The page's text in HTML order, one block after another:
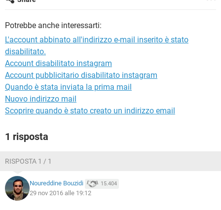
TIKTOK
Potrebbe anche interessarti:
L'account abbinato all'indirizzo e-mail inserito è stato
disabilitato.
Account disabilitato instagram
Account pubblicitario disabilitato instagram
Quando è stata inviata la prima mail
Nuovo indirizzo mail
Scoprire quando è stato creato un indirizzo email
1 risposta
RISPOSTA 1 / 1
Noureddine Bouzidi 15.404
29 nov 2016 alle 19:12